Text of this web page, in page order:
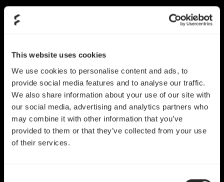
This website uses cookies
We use cookies to personalise content and ads, to
provide social media features and to analyse our traffic.
We also share information about your use of our site with
our social media, advertising and analytics partners who
may combine it with other information that you’ve
provided to them or that they’ve collected from your use
of their services.